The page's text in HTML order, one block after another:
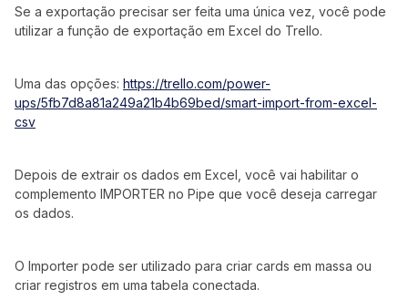
Se a exportação precisar ser feita uma única vez, você pode
utilizar a função de exportação em Excel do Trello.
Uma das opções: https://trello.com/power-
ups/5fb7d8a81a249a21b4b69bed/smart-import-from-excel-
csv
Depois de extrair os dados em Excel, você vai habilitar o
complemento IMPORTER no Pipe que você deseja carregar
os dados.
O Importer pode ser utilizado para criar cards em massa ou
criar registros em uma tabela conectada.